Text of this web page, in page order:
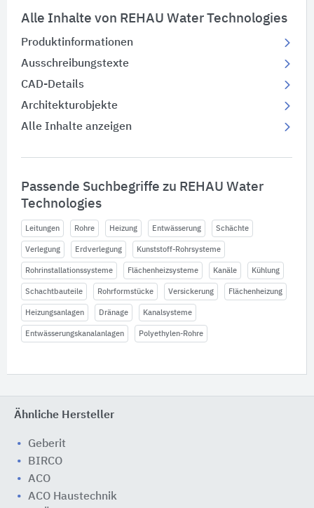
Alle Inhalte von REHAU Water Technologies
Produktinformationen
Ausschreibungstexte
CAD-Details
Architekturobjekte
Alle Inhalte anzeigen
Passende Suchbegriffe zu REHAU Water
Technologies
Leitungen Rohre Heizung Entwässerung Schächte
Verlegung Erdverlegung Kunststoff-Rohrsysteme
Rohrinstallationssysteme Flächenheizsysteme Kanäle Kühlung
Schachtbauteile Rohrformstücke Versickerung Flächenheizung
Heizungsanlagen Dränage Kanalsysteme
Entwässerungskanalanlagen Polyethylen-Rohre
Ähnliche Hersteller
Geberit
BIRCO
ACO
ACO Haustechnik